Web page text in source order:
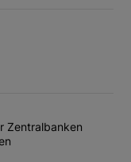
kommentierten
tiefe Nachfrage der
Zentralbanken